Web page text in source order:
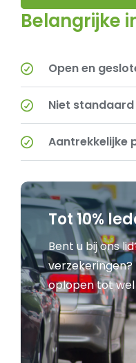
Belangrijke
Open en
Niet
Aantrekkelijke
Tot 10%
Bent u bij ons
oplopen tot wel